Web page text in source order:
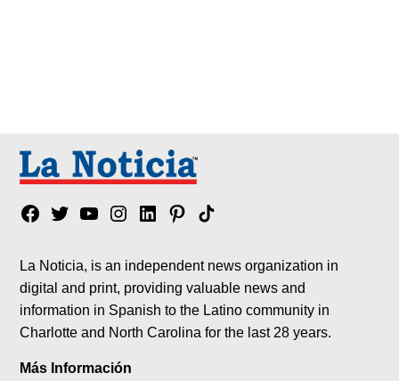
Facebook
TwitterYouTubeInstagram
LinkedinPinterest
Tik
La Noticia, is an independent news organization in
digital and print, providing valuable news and
information in Spanish to the Latino community in
Charlotte and North Carolina for the last 28 years.
Más Información